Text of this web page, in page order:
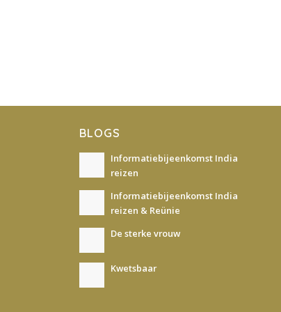
BLOGS
Informatiebijeenkomst India
reizen
Informatiebijeenkomst India
reizen & Reünie
De sterke vrouw
Kwetsbaar